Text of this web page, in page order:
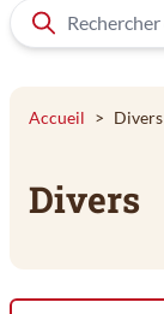
Accueil > Divers
Divers